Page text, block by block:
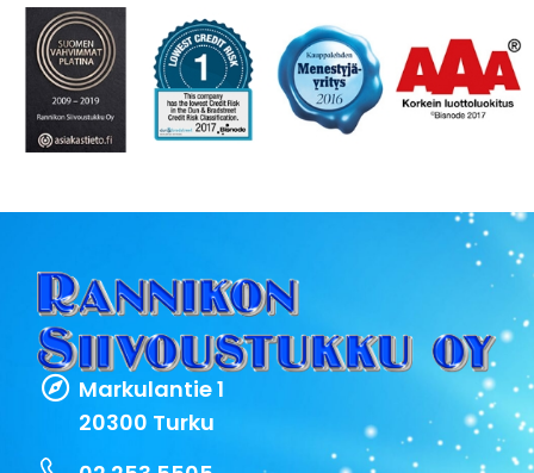
Markulantie 1
20300 Turku